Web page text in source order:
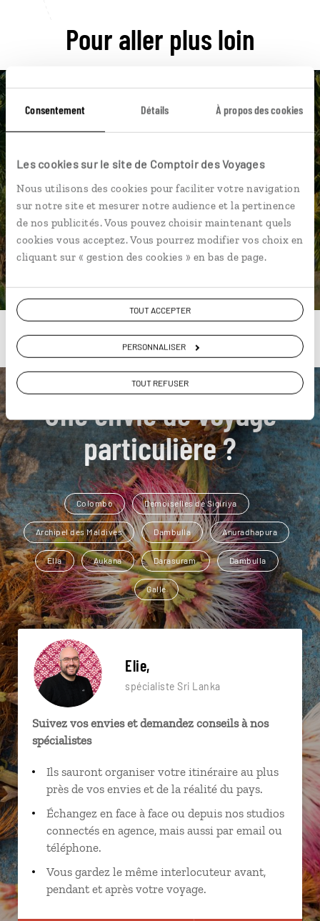
Consentement Détails À propos des cookies
Les cookies sur le site de Comptoir des Voyages
Nous utilisons des cookies pour faciliter votre navigation
sur notre site et mesurer notre audience et la pertinence
de nos publicités. Vous pouvez choisir maintenant quels
cookies vous acceptez. Vous pourrez modifier vos choix en
cliquant sur « gestion des cookies » en bas de page.
TOUT ACCEPTER
PERSONNALISER
TOUT REFUSER
Pour aller plus loin
Sri Lanka
DÉCOUVRIR
Une envie de voyage
particulière ?
Colombo Demoiselles de Sigiriya
Archipel des Maldives Dambulla Anuradhapura
Ella Aukana Darasuram Dambulla
Galle
Elie,
spécialiste Sri Lanka
Suivez vos envies et demandez conseils à nos
spécialistes
Ils sauront organiser votre itinéraire au plus
près de vos envies et de la réalité du pays.
Échangez en face à face ou depuis nos studios
connectés en agence, mais aussi par email ou
téléphone.
Vous gardez le même interlocuteur avant,
pendant et après votre voyage.